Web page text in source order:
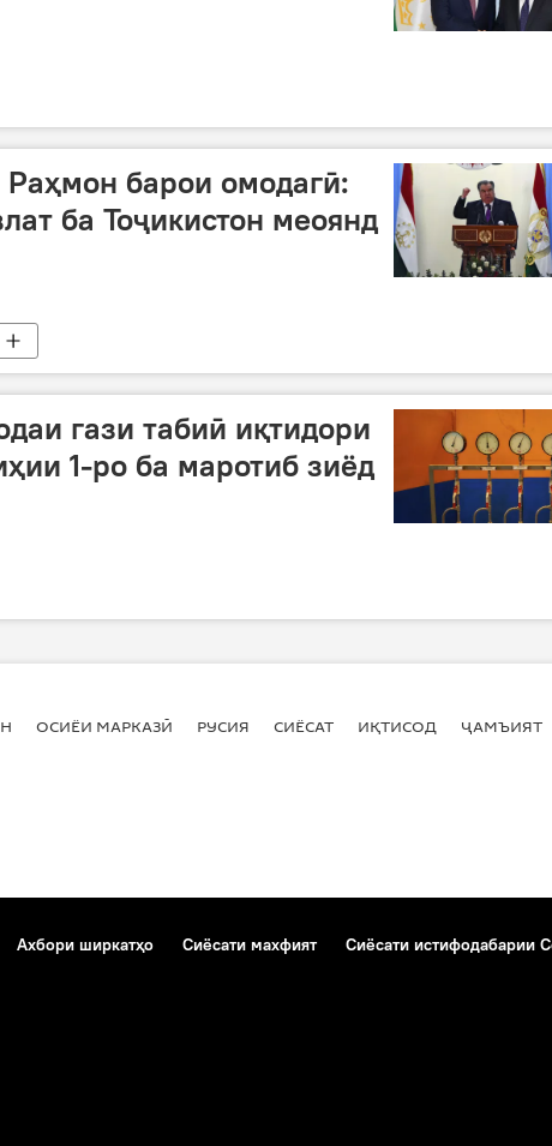
барои омодагӣ:
ба Тоҷикистон меоянд
гази табиӣ иқтидори
1-ро ба маротиб зиёд
ОСИЁИ МАРКАЗӢ РУСИЯ СИЁСАТ ИҚТИСОД ҶАМЪИЯТ
Ахбори ширкатҳо Сиёсати махфият Сиёсати истифодабарии